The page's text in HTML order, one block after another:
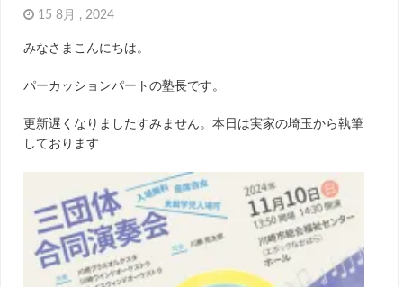
15 8月 , 2024
みなさまこんにちは。
パーカッションパートの塾長です。
更新遅くなりましたすみません。本日は実家の埼玉から執筆
しております